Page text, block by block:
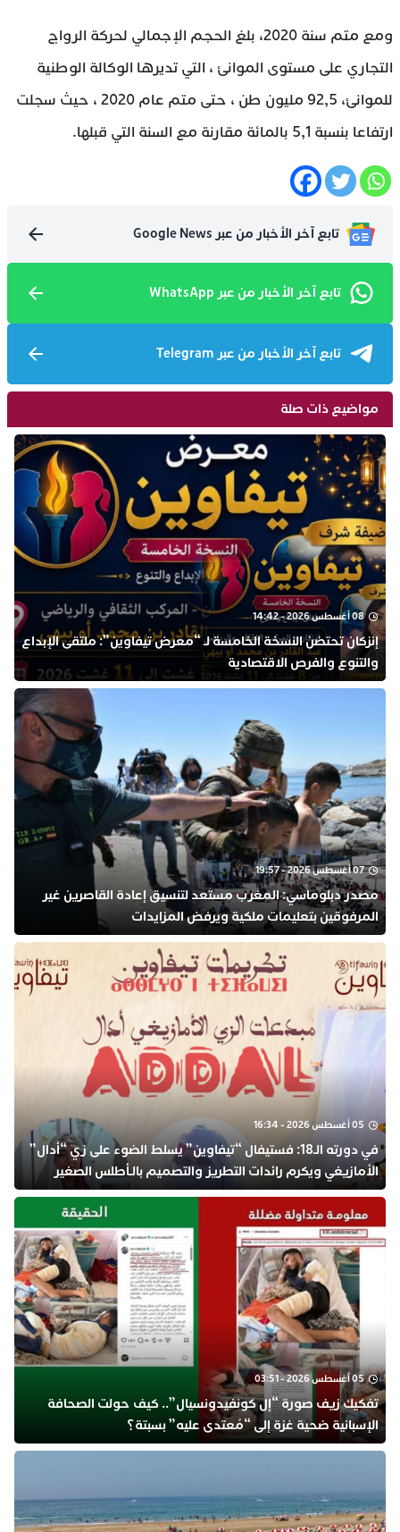
ومع متم سنة 2020، بلغ الحجم الإجمالي لحركة الرواج
التجاري على مستوى الموانئ ، التي تديرها الوكالة الوطنية
للموانئ، 92,5 مليون طن ، حتى متم عام 2020 ، حيث سجلت
ارتفاعا بنسبة 5,1 بالمائة مقارنة مع السنة التي قبلها.
تابع آخر الأخبار من عبر Google News
تابع آخر الأخبار من عبر WhatsApp
تابع آخر الأخبار من عبر Telegram
مواضيع ذات صلة
08 أغسطس 2026 - 14:42
إنزكان تحتضن النسخة الخامسة لـ “معرض تيفاوين”: ملتقى الإبداع
والتنوع والفرص الاقتصادية
07 أغسطس 2026 - 19:57
مصدر دبلوماسي: المغرب مستعد لتنسيق إعادة القاصرين غير
المرفوقين بتعليمات ملكية ويرفض المزايدات
05 أغسطس 2026 - 16:34
في دورته الـ18: فستيفال “تيفاوين” يسلط الضوء على زي “أدال”
الأمازيغي ويكرم رائدات التطريز والتصميم بالـأطلس الصغير
05 أغسطس 2026 - 03:51
تفكيك زيف صورة “إل كونفيدونسيال”.. كيف حولت الصحافة
الإسبانية ضحية غزة إلى “مُعتدى عليه” بسبتة؟